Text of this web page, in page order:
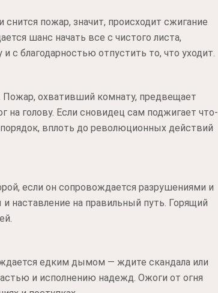
пожар, значит, происходит сжигание
шанс начать все с чистого листа,
с благодарностью отпустить то, что уходит.
Пожар, охвативший комнату, предвещает
голову. Если сновидец сам поджигает что-
вплоть до революционных действий
если он сопровождается разрушениями и
наставление на правильный путь. Горящий
едким дымом — ждите скандала или
и исполнению надежд. Ожоги от огня